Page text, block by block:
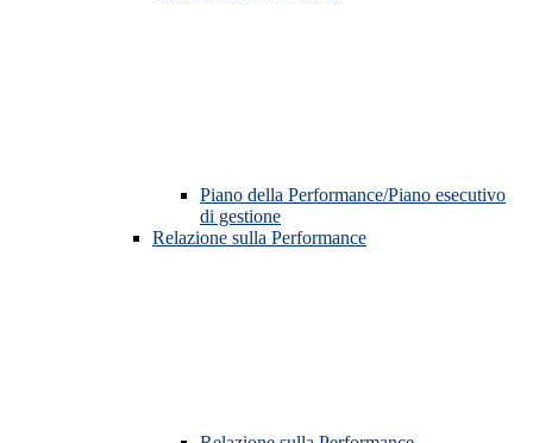
Piano della Performance/Piano esecutivo
di gestione
Relazione sulla Performance